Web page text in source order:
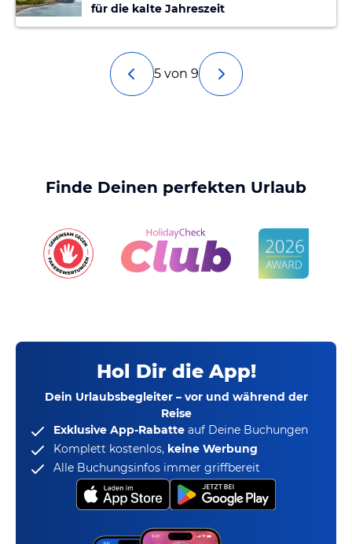
für die kalte Jahreszeit
5 von 9
Finde Deinen perfekten Urlaub
Hol Dir die App!
Dein Urlaubsbegleiter – vor und während der
Reise
Exklusive App-Rabatte auf Deine Buchungen
Komplett kostenlos, keine Werbung
Alle Buchungsinfos immer griffbereit